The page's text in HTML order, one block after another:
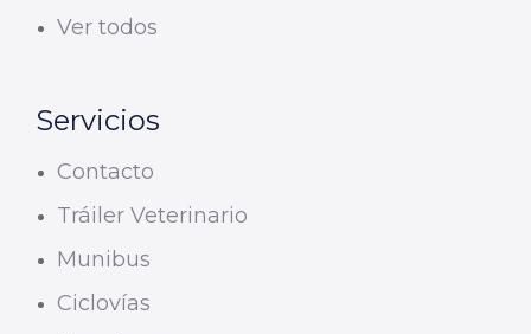
Ver todos
Servicios
Contacto
Tráiler Veterinario
Munibus
Ciclovías